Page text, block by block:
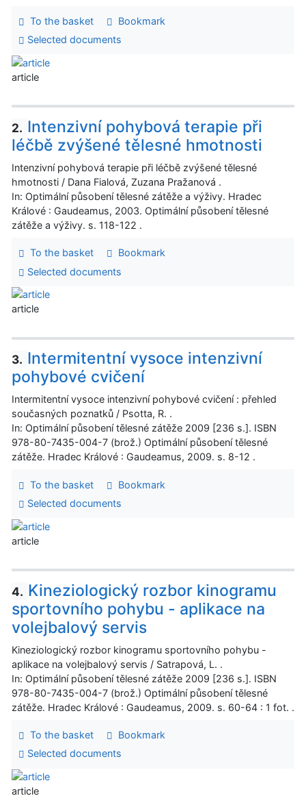
To the basket
Bookmark
Selected documents
article
2. Intenzivní pohybová terapie při
léčbě zvýšené tělesné hmotnosti
Intenzivní pohybová terapie při léčbě zvýšené tělesné
hmotnosti / Dana Fialová, Zuzana Pražanová .
In: Optimální působení tělesné zátěže a výživy. Hradec
Králové : Gaudeamus, 2003. Optimální působení tělesné
zátěže a výživy. s. 118-122 .
To the basket
Bookmark
Selected documents
article
3. Intermitentní vysoce intenzivní
pohybové cvičení
Intermitentní vysoce intenzivní pohybové cvičení : přehled
současných poznatků / Psotta, R. .
In: Optimální působení tělesné zátěže 2009 [236 s.]. ISBN
978-80-7435-004-7 (brož.) Optimální působení tělesné
zátěže. Hradec Králové : Gaudeamus, 2009. s. 8-12 .
To the basket
Bookmark
Selected documents
article
4. Kineziologický rozbor kinogramu
sportovního pohybu - aplikace na
volejbalový servis
Kineziologický rozbor kinogramu sportovního pohybu -
aplikace na volejbalový servis / Satrapová, L. .
In: Optimální působení tělesné zátěže 2009 [236 s.]. ISBN
978-80-7435-004-7 (brož.) Optimální působení tělesné
zátěže. Hradec Králové : Gaudeamus, 2009. s. 60-64 : 1 fot. .
To the basket
Bookmark
Selected documents
article